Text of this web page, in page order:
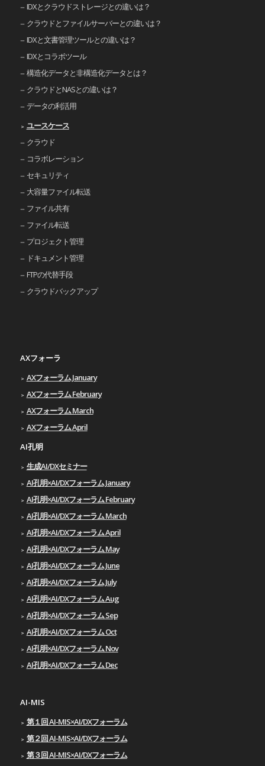
IDXとクラウドストレージとの違いは？
クラウドとファイルサーバーとの違いは？
IDXと文書管理ツールとの違いは？
IDXとコラボツール
構造化データと非構造化データとは？
クラウドとNASとの違いは？
データの利活用
ユースケース
クラウド
コラボレーション
セキュリティ
大容量ファイル転送
ファイル共有
ファイル転送
プロジェクト管理
ドキュメント管理
FTPの代替手段
クラウドバックアップ
AXフォーラ
AXフォーラム January
AXフォーラム February
AXフォーラム March
AXフォーラム April
AI孔明
生成AI/DXセミナー
AI孔明×AI/DXフォーラム January
AI孔明×AI/DXフォーラム February
AI孔明×AI/DXフォーラム March
AI孔明×AI/DXフォーラム April
AI孔明×AI/DXフォーラム May
AI孔明×AI/DXフォーラム June
AI孔明×AI/DXフォーラム July
AI孔明×AI/DXフォーラム Aug
AI孔明×AI/DXフォーラム Sep
AI孔明×AI/DXフォーラム Oct
AI孔明×AI/DXフォーラム Nov
AI孔明×AI/DXフォーラム Dec
AI-MIS
第１回 AI-MIS×AI/DXフォーラム
第２回 AI-MIS×AI/DXフォーラム
第３回 AI-MIS×AI/DXフォーラム